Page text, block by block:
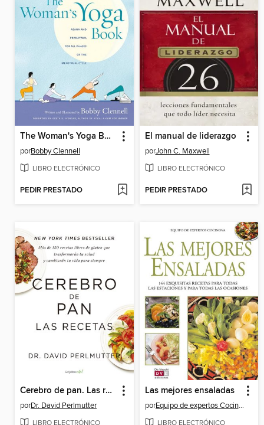
The Woman's Yoga Book
porBobby Clennell
LIBRO ELECTRÓNICO
PEDIR PRESTADO
El manual de liderazgo
porJohn C. Maxwell
LIBRO ELECTRÓNICO
PEDIR PRESTADO
Cerebro de pan. Las recetas
porDr. David Perlmutter
LIBRO ELECTRÓNICO
Las mejores ensaladas
por Equipo de expertos Cocinova
LIBRO ELECTRÓNICO